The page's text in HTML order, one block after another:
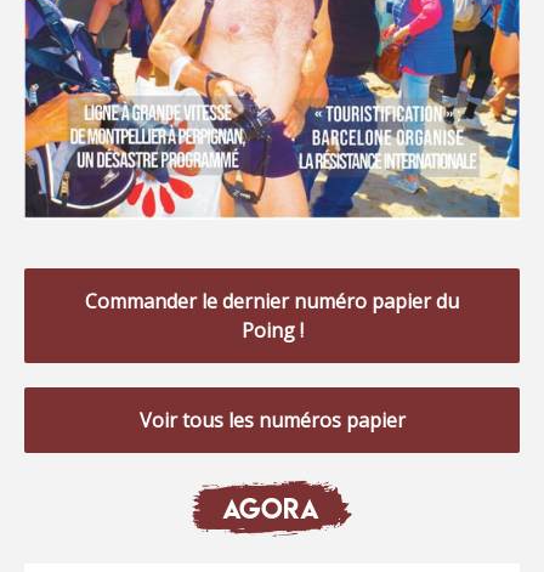
Commander le dernier numéro papier du
Poing !
Voir tous les numéros papier
AGORA